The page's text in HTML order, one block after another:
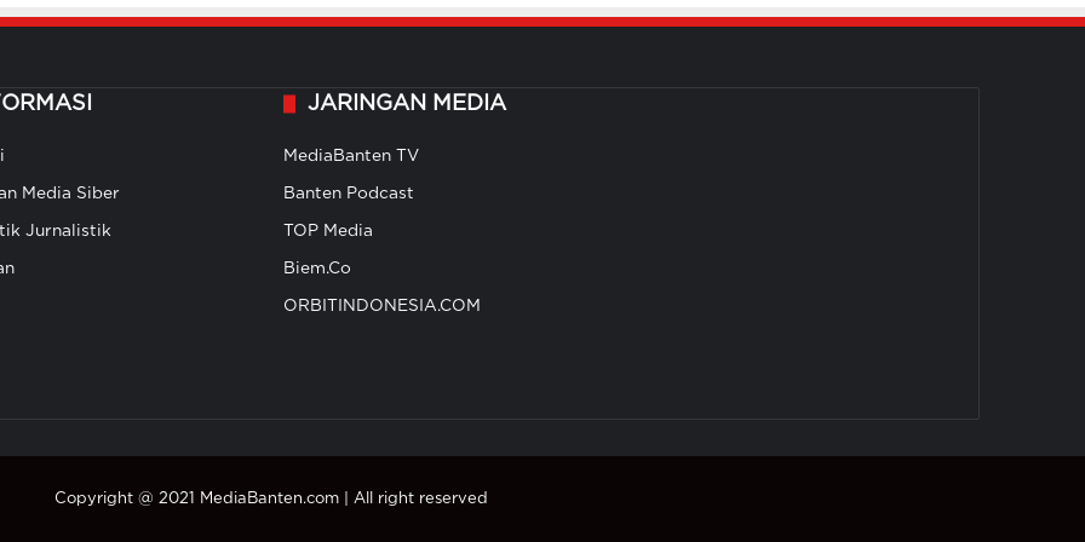
Media Siber
Jurnalistik
JARINGAN MEDIA
MediaBanten TV
Banten Podcast
TOP Media
Biem.Co
ORBITINDONESIA.COM
Copyright @ 2021 MediaBanten.com | All right reserved